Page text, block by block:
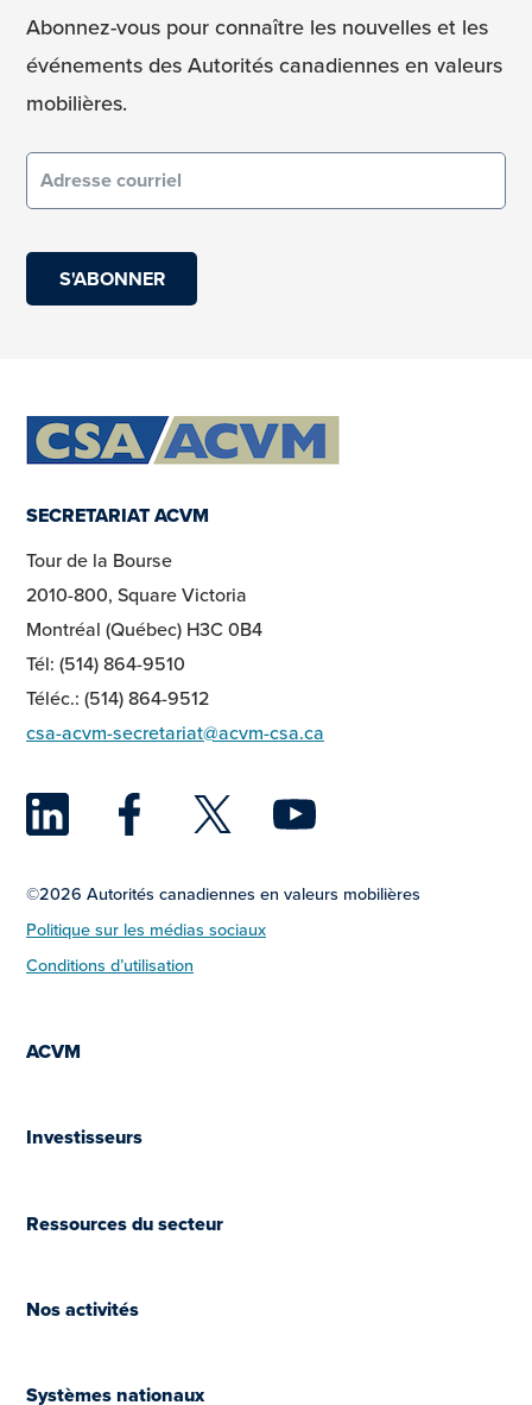
Abonnez-vous pour connaître les nouvelles et les
événements des Autorités canadiennes en valeurs
mobilières.
Courriel
(obligatoire)
SECRETARIAT ACVM
Tour de la Bourse
2010-800, Square Victoria
Montréal (Québec) H3C 0B4
Tél: (514) 864-9510
Téléc.: (514) 864-9512
csa-acvm-secretariat@acvm-csa.ca
LinkedIn
Facebook
Twitter
©2026 Autorités canadiennes en valeurs mobilières
Politique sur les médias sociaux
Conditions d’utilisation
ACVM
Investisseurs
Ressources du secteur
Nos activités
Systèmes nationaux